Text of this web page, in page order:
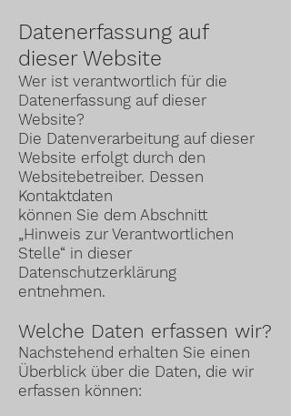
Datenerfassung auf
dieser Website
Wer ist verantwortlich für die
Datenerfassung auf dieser
Website?
Die Datenverarbeitung auf dieser
Website erfolgt durch den
Websitebetreiber. Dessen
Kontaktdaten
können Sie dem Abschnitt
„Hinweis zur Verantwortlichen
Stelle“ in dieser
Datenschutzerklärung
entnehmen.
Welche Daten erfassen wir?
Nachstehend erhalten Sie einen
Überblick über die Daten, die wir
erfassen können: